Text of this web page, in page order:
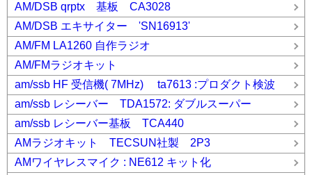
AM/DSB qrptx 基板 CA3028
AM/DSB エキサイター 'SN16913'
AM/FM LA1260 自作ラジオ
AM/FMラジオキット
am/ssb HF 受信機( 7MHz) ta7613 :プロダクト検波
am/ssb レシーバー TDA1572: ダブルスーパー
am/ssb レシーバー基板 TCA440
AMラジオキット TECSUN社製 2P3
AMワイヤレスマイク : NE612 キット化